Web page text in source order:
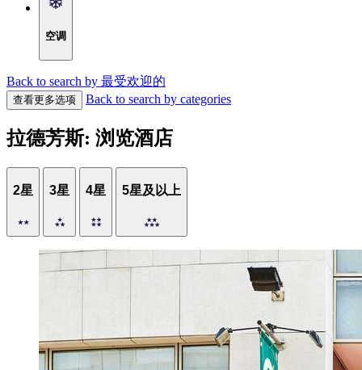
空调
Back to search by 最受欢迎的
查看更多选项 Back to search by categories
拉德芳斯: 浏览酒店
2星 3星 4星 5星及以上